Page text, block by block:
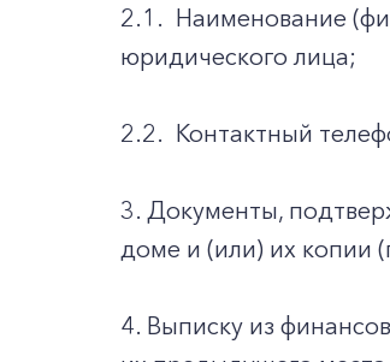
2.1. Наименование
юридического лица;
2.2. Контактный
3. Документы,
доме и (или) их копии
4. Выписку из